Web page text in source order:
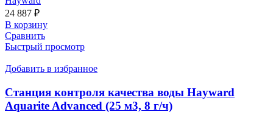
24 887 ₽
В корзину
Сравнить
Быстрый просмотр
Добавить в избранное
Станция контроля качества воды Hayward
Aquarite Advanced (25 м3, 8 г/ч)